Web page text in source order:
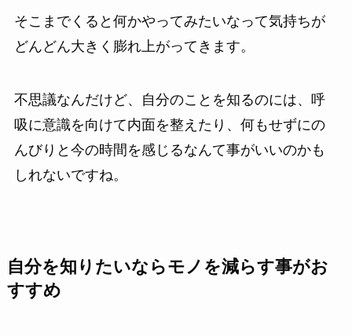
そこまでくると何かやってみたいなって気持ちが
どんどん大きく膨れ上がってきます。
不思議なんだけど、自分のことを知るのには、呼
吸に意識を向けて内面を整えたり、何もせずにの
んびりと今の時間を感じるなんて事がいいのかも
しれないですね。
自分を知りたいならモノを減らす事がお
すすめ